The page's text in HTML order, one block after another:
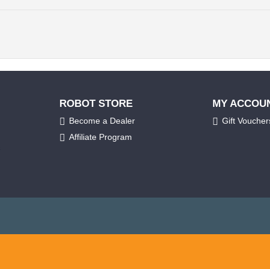
ROBOT STORE
Become a Dealer
Affiliate Program
MY
Gift